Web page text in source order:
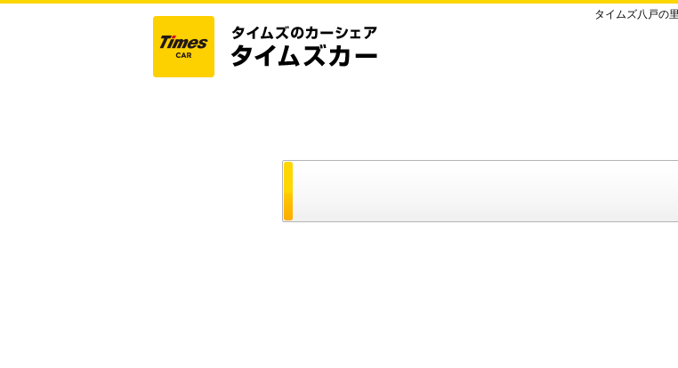
タイムズ八戸の